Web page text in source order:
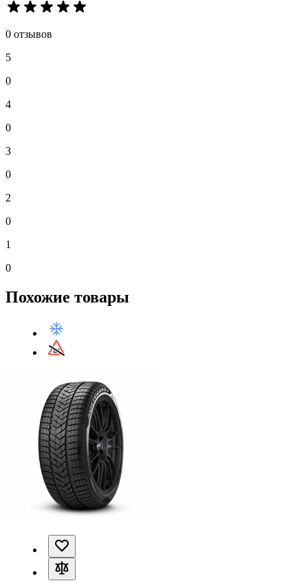
0 отзывов
5
0
4
0
3
0
2
0
1
0
Похожие товары